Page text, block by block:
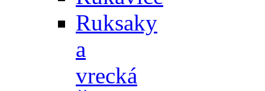
Ruksaky
a
vrecká